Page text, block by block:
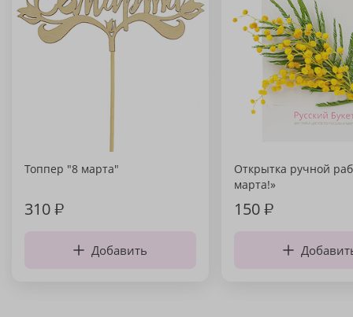
Топпер "8 марта"
310₽
Добавить
Открытка ручной
марта!»
150₽